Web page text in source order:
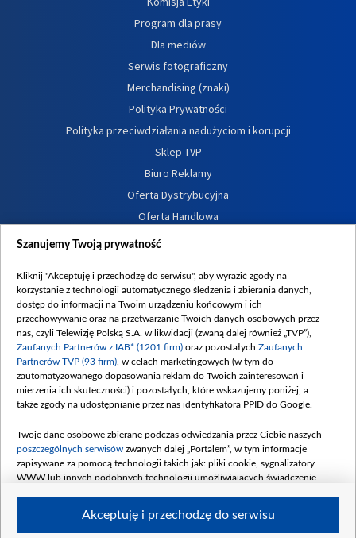
Program dla prasy
Dla mediów
Serwis fotograficzny
Merchandising (znaki)
Polityka Prywatności
Polityka przeciwdziałania nadużyciom i korupcji
Sklep TVP
Biuro Reklamy
Oferta Dystrybucyjna
Oferta Handlowa
Dostępność
Procedura zgłoszeń wewnętrznych
Szanujemy Twoją prywatność
Kliknij "Akceptuję i przechodzę do serwisu", aby wyrazić zgody na
korzystanie z technologii automatycznego śledzenia i zbierania danych,
dostęp do informacji na Twoim urządzeniu końcowym i ich
przechowywanie oraz na przetwarzanie Twoich danych osobowych przez
nas, czyli Telewizję Polską S.A. w likwidacji (zwaną dalej również „TVP”),
Zaufanych Partnerów z IAB* (1201 firm) oraz pozostałych Zaufanych
Partnerów TVP (93 firm) , w celach marketingowych (w tym do
zautomatyzowanego dopasowania reklam do Twoich zainteresowań i
mierzenia ich skuteczności) i pozostałych, które wskazujemy poniżej, a
także zgody na udostępnianie przez nas identyfikatora PPID do Google.
Twoje dane osobowe zbierane podczas odwiedzania przez Ciebie naszych
poszczególnych serwisów zwanych dalej „Portalem”, w tym informacje
zapisywane za pomocą technologii takich jak: pliki cookie, sygnalizatory
WWW lub innych podobnych technologii umożliwiających świadczenie
Akceptuję i przechodzę do serwisu